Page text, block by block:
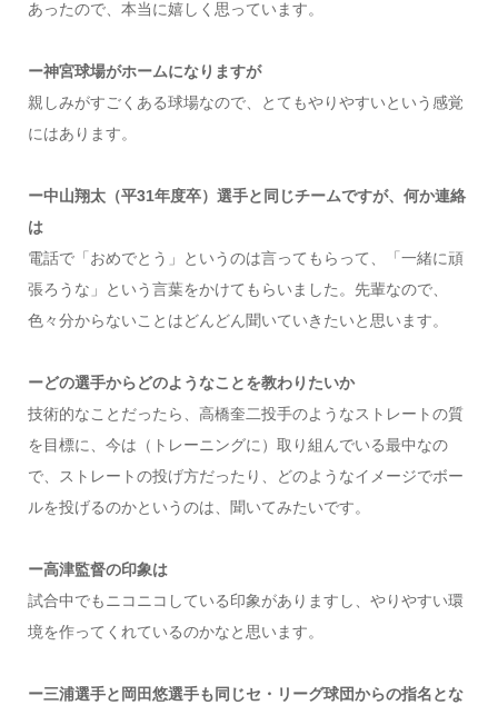
あったので、本当に嬉しく思っています。
ー神宮球場がホームになりますが
親しみがすごくある球場なので、とてもやりやすいという感覚
にはあります。
ー中山翔太（平31年度卒）選手と同じチームですが、何か連絡
は
電話で「おめでとう」というのは言ってもらって、「一緒に頑
張ろうな」という言葉をかけてもらいました。先輩なので、
色々分からないことはどんどん聞いていきたいと思います。
ーどの選手からどのようなことを教わりたいか
技術的なことだったら、高橋奎二投手のようなストレートの質
を目標に、今は（トレーニングに）取り組んでいる最中なの
で、ストレートの投げ方だったり、どのようなイメージでボー
ルを投げるのかというのは、聞いてみたいです。
ー高津監督の印象は
試合中でもニコニコしている印象がありますし、やりやすい環
境を作ってくれているのかなと思います。
ー三浦選手と岡田悠選手も同じセ・リーグ球団からの指名とな